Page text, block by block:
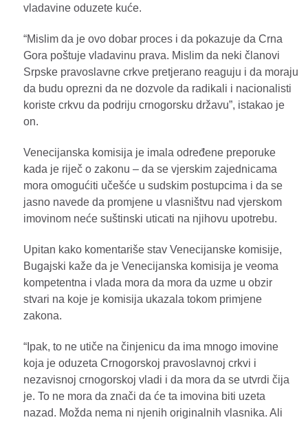
vladavine oduzete kuće.
“Mislim da je ovo dobar proces i da pokazuje da Crna
Gora poštuje vladavinu prava. Mislim da neki članovi
Srpske pravoslavne crkve pretjerano reaguju i da moraju
da budu oprezni da ne dozvole da radikali i nacionalisti
koriste crkvu da podriju crnogorsku državu”, istakao je
on.
Venecijanska komisija je imala određene preporuke
kada je riječ o zakonu – da se vjerskim zajednicama
mora omogućiti učešće u sudskim postupcima i da se
jasno navede da promjene u vlasništvu nad vjerskom
imovinom neće suštinski uticati na njihovu upotrebu.
Upitan kako komentariše stav Venecijanske komisije,
Bugajski kaže da je Venecijanska komisija je veoma
kompetentna i vlada mora da mora da uzme u obzir
stvari na koje je komisija ukazala tokom primjene
zakona.
“Ipak, to ne utiče na činjenicu da ima mnogo imovine
koja je oduzeta Crnogorskoj pravoslavnoj crkvi i
nezavisnoj crnogorskoj vladi i da mora da se utvrdi čija
je. To ne mora da znači da će ta imovina biti uzeta
nazad. Možda nema ni njenih originalnih vlasnika. Ali